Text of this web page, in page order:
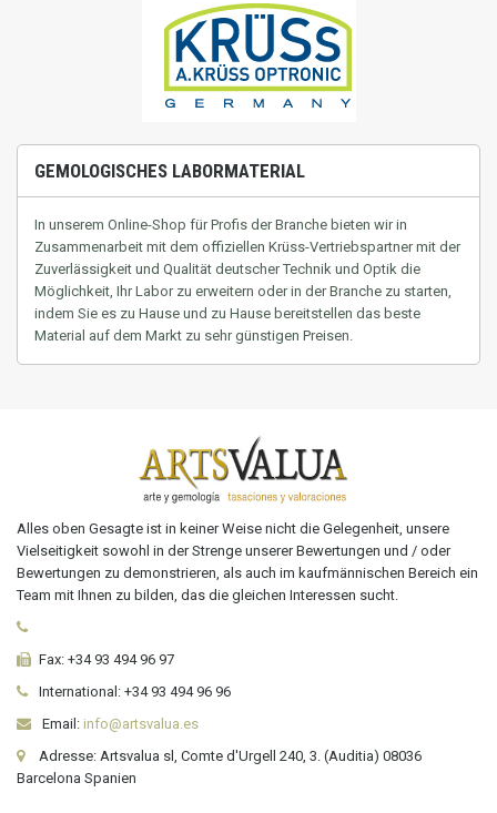
GEMOLOGISCHES LABORMATERIAL
In unserem Online-Shop für Profis der Branche bieten wir in
Zusammenarbeit mit dem offiziellen Krüss-Vertriebspartner mit der
Zuverlässigkeit und Qualität deutscher Technik und Optik die
Möglichkeit, Ihr Labor zu erweitern oder in der Branche zu starten,
indem Sie es zu Hause und zu Hause bereitstellen das beste
Material auf dem Markt zu sehr günstigen Preisen.
Alles oben Gesagte ist in keiner Weise nicht die Gelegenheit, unsere
Vielseitigkeit sowohl in der Strenge unserer Bewertungen und / oder
Bewertungen zu demonstrieren, als auch im kaufmännischen Bereich ein
Team mit Ihnen zu bilden, das die gleichen Interessen sucht.
Fax: +34 93 494 96 97
International: +34 93 494 96 96
Email: info@artsvalua.es
Adresse: Artsvalua sl, Comte d'Urgell 240, 3. (Auditia) 08036
Barcelona Spanien